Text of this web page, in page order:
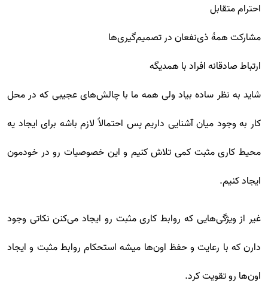
احترام متقابل
مشارکت همۀ ذی‌نفعان در تصمیم‌گیری‌ها
ارتباط صادقانه افراد با همدیگه
شاید به نظر ساده بیاد ولی همه ما با چالش‌های عجیبی که در محل
کار به وجود میان آشنایی داریم پس احتمالاً لازم باشه برای ایجاد یه
محیط کاری مثبت کمی تلاش کنیم و این خصوصیات رو در خودمون
ایجاد کنیم.
غیر از ویژگی‌هایی که روابط کاری مثبت رو ایجاد می‌کنن نکاتی وجود
دارن که با رعایت و حفظ اون‌ها میشه استحکام روابط مثبت و ایجاد
اون‌ها رو تقویت کرد.